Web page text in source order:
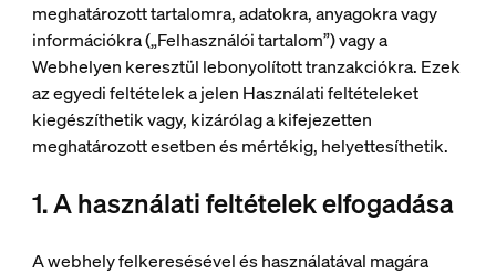
meghatározott tartalomra, adatokra, anyagokra vagy
információkra („Felhasználói tartalom”) vagy a
Webhelyen keresztül lebonyolított tranzakciókra. Ezek
az egyedi feltételek a jelen Használati feltételeket
kiegészíthetik vagy, kizárólag a kifejezetten
meghatározott esetben és mértékig, helyettesíthetik.
1. A használati feltételek elfogadása
A webhely felkeresésével és használatával magára